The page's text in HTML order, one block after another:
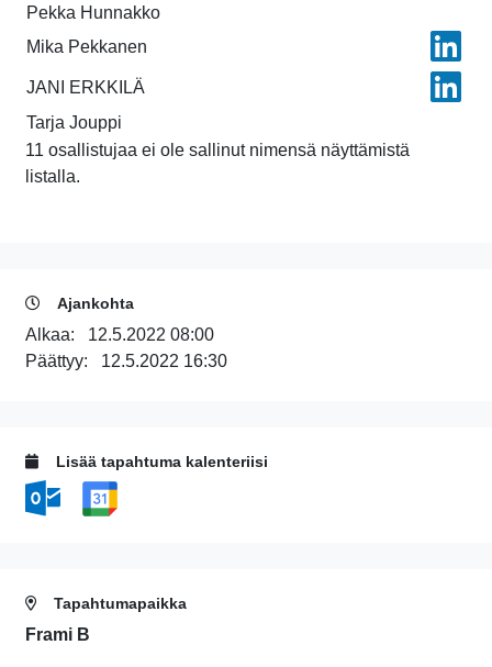
Pekka Hunnakko
Mika Pekkanen
JANI ERKKILÄ
Tarja Jouppi
11 osallistujaa ei ole sallinut nimensä näyttämistä
listalla.
Ajankohta
Alkaa: 12.5.2022 08:00
Päättyy: 12.5.2022 16:30
Lisää tapahtuma kalenteriisi
Tapahtumapaikka
Frami B